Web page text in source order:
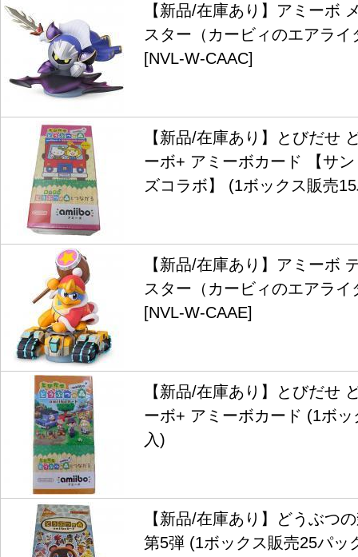
【新品/在庫あり】アミーボ
スター（カービィのエアライ
[NVL-W-CAAC]
【新品/在庫あり】とびだせ
ーボ+ アミーボカード 【サ
ズコラボ】 (1ボックス販売
【新品/在庫あり】アミーボ
スター（カービィのエアライ
[NVL-W-CAAE]
【新品/在庫あり】とびだせ
ーボ+ アミーボカード (1ボ
入)
【新品/在庫あり】どうぶつ
第5弾 (1ボックス販売25パッ